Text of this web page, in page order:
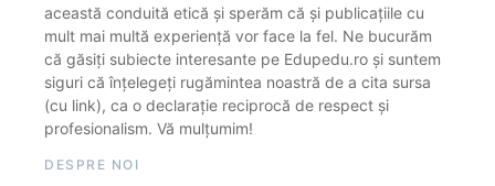
această conduită etică și sperăm că și publicațiile cu
mult mai multă experiență vor face la fel. Ne bucurăm
că găsiți subiecte interesante pe Edupedu.ro și suntem
siguri că înțelegeți rugămintea noastră de a cita sursa
(cu link), ca o declarație reciprocă de respect și
profesionalism. Vă mulțumim!
DESPRE NOI